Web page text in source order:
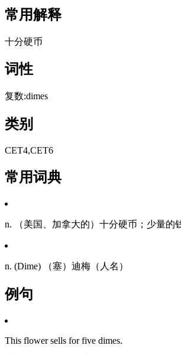
常用解释
十分硬币
词性
复数:dimes
类别
CET4,CET6
常用词典
n. （美国、加拿大的）十分硬币；少量的
n. (Dime) （塞）迪梅（人名）
例句
This flower sells for five dimes.